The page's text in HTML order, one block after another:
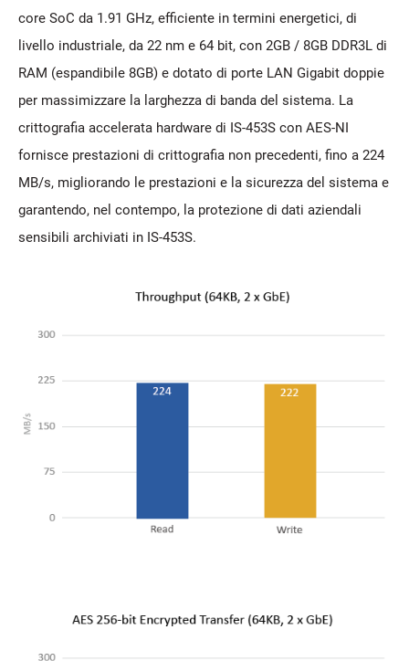
core SoC da 1.91 GHz, efficiente in termini energetici, di
livello industriale, da 22 nm e 64 bit, con 2GB / 8GB DDR3L di
RAM (espandibile 8GB) e dotato di porte LAN Gigabit doppie
per massimizzare la larghezza di banda del sistema. La
crittografia accelerata hardware di IS-453S con AES-NI
fornisce prestazioni di crittografia non precedenti, fino a 224
MB/s, migliorando le prestazioni e la sicurezza del sistema e
garantendo, nel contempo, la protezione di dati aziendali
sensibili archiviati in IS-453S.